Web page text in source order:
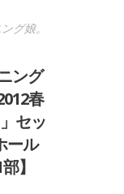
グ娘。
ング
春
セッ
ール
】